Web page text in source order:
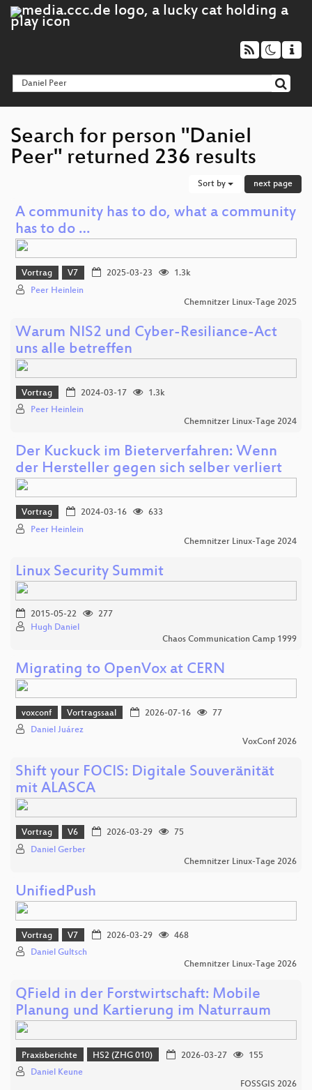
Search for person "Daniel
Peer" returned 236 results
Sort by next page
A community has to do, what a community
has to do …
Vortrag V7 2025-03-23
1.3k
Peer Heinlein
Chemnitzer Linux-Tage 2025
Warum NIS2 und Cyber-Resiliance-Act
uns alle betreffen
Vortrag 2024-03-17
1.3k
Peer Heinlein
Chemnitzer Linux-Tage 2024
Der Kuckuck im Bieterverfahren: Wenn
der Hersteller gegen sich selber verliert
Vortrag 2024-03-16
633
Peer Heinlein
Chemnitzer Linux-Tage 2024
Linux Security Summit
2015-05-22
277
Hugh Daniel
Chaos Communication Camp 1999
Migrating to OpenVox at CERN
voxconf Vortragssaal 2026-07-16
77
Daniel Juárez
VoxConf 2026
Shift your FOCIS: Digitale Souveränität
mit ALASCA
Vortrag V6 2026-03-29
75
Daniel Gerber
Chemnitzer Linux-Tage 2026
UnifiedPush
Vortrag V7 2026-03-29
468
Daniel Gultsch
Chemnitzer Linux-Tage 2026
QField in der Forstwirtschaft: Mobile
Planung und Kartierung im Naturraum
Praxisberichte HS2 (ZHG 010) 2026-03-27
155
Daniel Keune
FOSSGIS 2026